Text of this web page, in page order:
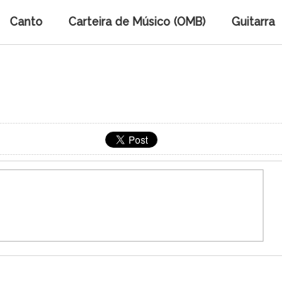
Canto Carteira de Músico (OMB) Guitarra